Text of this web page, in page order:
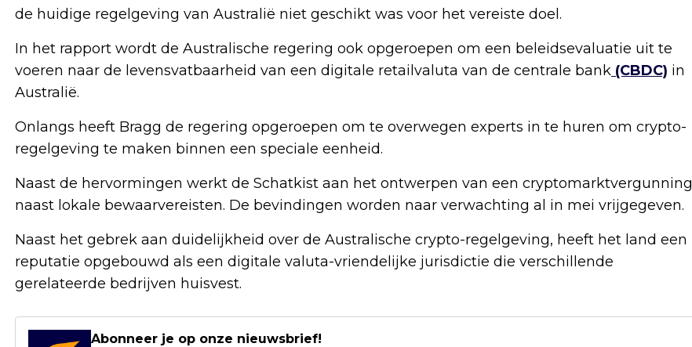
de huidige regelgeving van Australië niet geschikt was voor het vereiste doel.
In het rapport wordt de Australische regering ook opgeroepen om een beleidsevaluatie uit te
voeren naar de levensvatbaarheid van een digitale retailvaluta van de centrale bank (CBDC) in
Australië.
Onlangs heeft Bragg de regering opgeroepen om te overwegen experts in te huren om crypto-
regelgeving te maken binnen een speciale eenheid.
Naast de hervormingen werkt de Schatkist aan het ontwerpen van een cryptomarktvergunning
naast lokale bewaarvereisten. De bevindingen worden naar verwachting al in mei vrijgegeven.
Naast het gebrek aan duidelijkheid over de Australische crypto-regelgeving, heeft het land een
reputatie opgebouwd als een digitale valuta-vriendelijke jurisdictie die verschillende
gerelateerde bedrijven huisvest.
Abonneer je op onze nieuwsbrief!